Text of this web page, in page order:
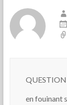
QUESTION
en fouinant